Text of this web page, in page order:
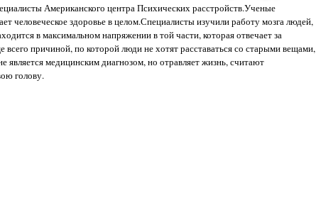
Американского центра Психических расстройств.Ученые
человеческое здоровье в целом.Специалисты изучили работу мозга людей,
в максимальном напряжении в той части, которая отвечает за
причиной, по которой люди не хотят расставаться со старыми вещами,
является медицинским диагнозом, но отравляет жизнь, считают
голову.